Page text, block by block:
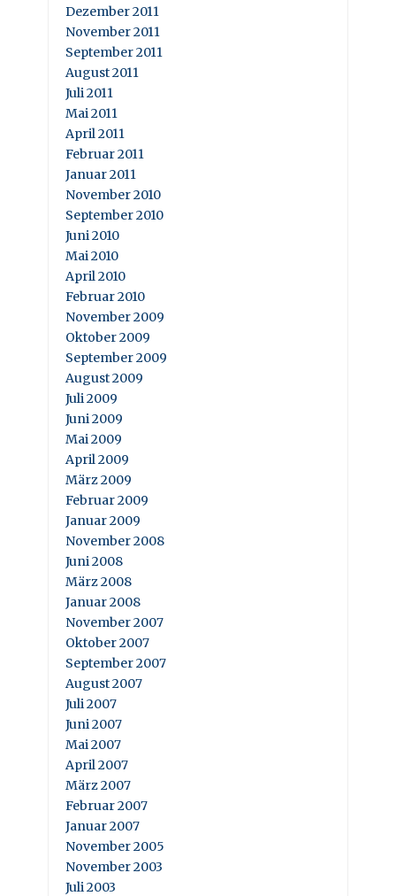
Dezember 2011
November 2011
September 2011
August 2011
Juli 2011
Mai 2011
April 2011
Februar 2011
Januar 2011
November 2010
September 2010
Juni 2010
Mai 2010
April 2010
Februar 2010
November 2009
Oktober 2009
September 2009
August 2009
Juli 2009
Juni 2009
Mai 2009
April 2009
März 2009
Februar 2009
Januar 2009
November 2008
Juni 2008
März 2008
Januar 2008
November 2007
Oktober 2007
September 2007
August 2007
Juli 2007
Juni 2007
Mai 2007
April 2007
März 2007
Februar 2007
Januar 2007
November 2005
November 2003
Juli 2003